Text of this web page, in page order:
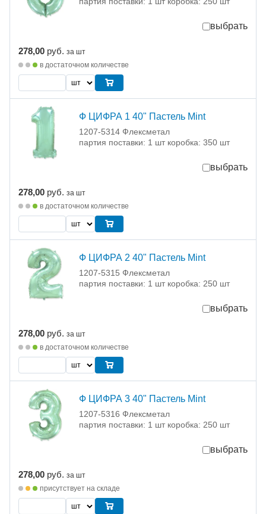
выбрать
278,00 руб. за шт
в достаточном количестве
Ф ЦИФРА 1 40" Пастель Mint
1207-5314 Флексметал
партия поставки: 1 шт коробка: 350 шт
выбрать
278,00 руб. за шт
в достаточном количестве
Ф ЦИФРА 2 40" Пастель Mint
1207-5315 Флексметал
партия поставки: 1 шт коробка: 250 шт
выбрать
278,00 руб. за шт
в достаточном количестве
Ф ЦИФРА 3 40" Пастель Mint
1207-5316 Флексметал
партия поставки: 1 шт коробка: 250 шт
выбрать
278,00 руб. за шт
присутствует на складе